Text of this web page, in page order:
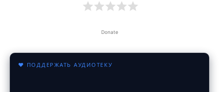
Donate
♥ ПОДДЕРЖАТЬ АУДИОТЕКУ